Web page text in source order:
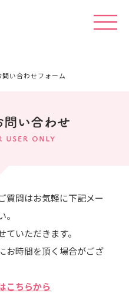
い合わせフォーム
質問はお気軽に下記メー
いただきます。
お時間を頂く場合がござ
こちらから